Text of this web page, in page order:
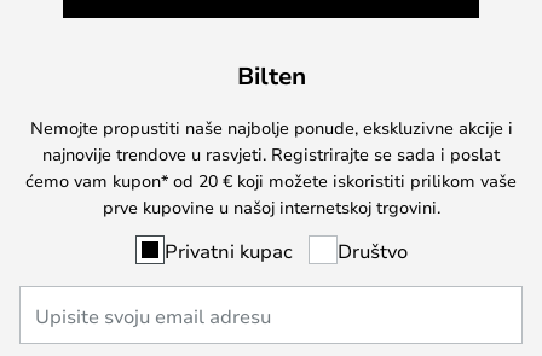
Bilten
Nemojte propustiti naše najbolje ponude, ekskluzivne akcije i
najnovije trendove u rasvjeti. Registrirajte se sada i poslat
ćemo vam kupon* od 20 € koji možete iskoristiti prilikom vaše
prve kupovine u našoj internetskoj trgovini.
Privatni kupac Društvo